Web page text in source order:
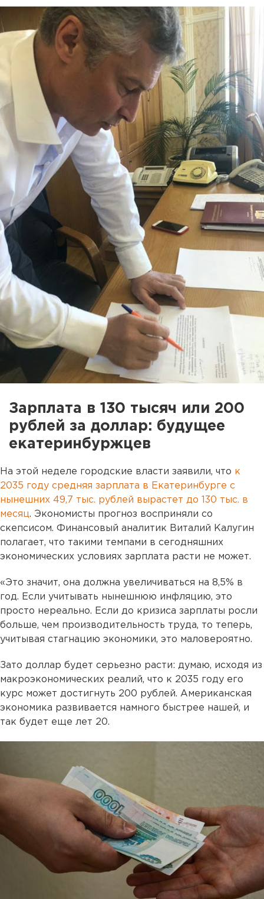
Зарплата в 130 тысяч или 200
рублей за доллар: будущее
екатеринбуржцев
На этой неделе городские власти заявили, что к
2035 году средняя зарплата в Екатеринбурге с
нынешних 49,7 тыс. рублей вырастет до 130 тыс. в
месяц. Экономисты прогноз восприняли со
скепсисом. Финансовый аналитик Виталий Калугин
полагает, что такими темпами в сегодняшних
экономических условиях зарплата расти не может.
«Это значит, она должна увеличиваться на 8,5% в
год. Если учитывать нынешнюю инфляцию, это
просто нереально. Если до кризиса зарплаты росли
больше, чем производительность труда, то теперь,
учитывая стагнацию экономики, это маловероятно.
Зато доллар будет серьезно расти: думаю, исходя из
макроэкономических реалий, что к 2035 году его
курс может достигнуть 200 рублей. Американская
экономика развивается намного быстрее нашей, и
так будет еще лет 20.